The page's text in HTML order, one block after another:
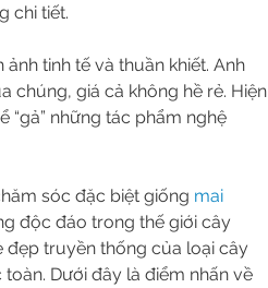
chi tiết.
tinh tế và thuần khiết. Anh
chúng, giá cả không hề rẻ. Hiện
“gả” những tác phẩm nghệ
sóc đặc biệt giống mai
độc đáo trong thế giới cây
đẹp truyền thống của loại cây
Dưới đây là điểm nhấn về